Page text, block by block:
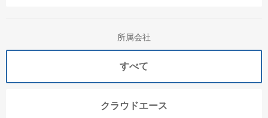
所属会社
すべて
クラウドエース